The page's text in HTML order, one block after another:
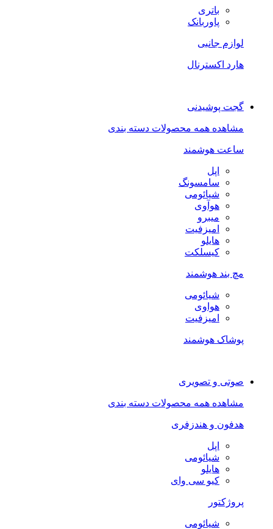
باتری
پاوربانک
لوازم جانبی
هارد اکسترنال
گجت پوشیدنی
مشاهده همه محصولات دسته بندی
ساعت هوشمند
اپل
سامسونگ
شیائومی
هوآوی
میبرو
امیزفیت
هایلو
کیسلکت
مچ بند هوشمند
شیائومی
هواوی
امیزفیت
پوشاک هوشمند
صوتی و تصویری
مشاهده همه محصولات دسته بندی
هدفون و هندزفری
اپل
شیائومی
هایلو
کیو سی وای
پروژکتور
شیائومی